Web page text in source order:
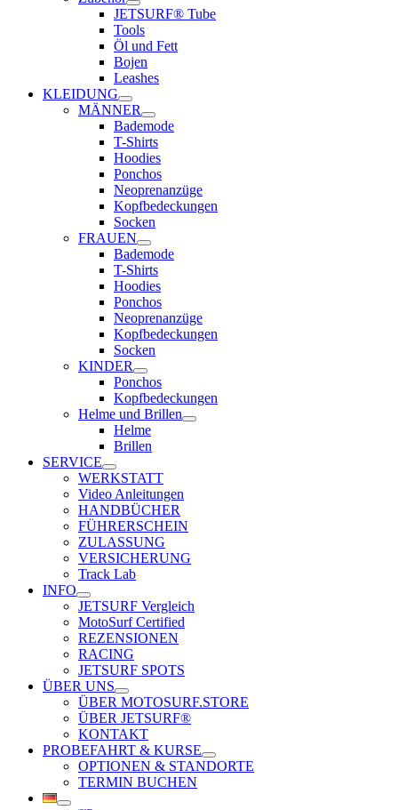
JETSURF® Tube
Tools
Öl und Fett
Bojen
Leashes
KLEIDUNG
MÄNNER
Bademode
T-Shirts
Hoodies
Ponchos
Neoprenanzüge
Kopfbedeckungen
Socken
FRAUEN
Bademode
T-Shirts
Hoodies
Ponchos
Neoprenanzüge
Kopfbedeckungen
Socken
KINDER
Ponchos
Kopfbedeckungen
Helme und Brillen
Helme
Brillen
SERVICE
WERKSTATT
Video Anleitungen
HANDBÜCHER
FÜHRERSCHEIN
ZULASSUNG
VERSICHERUNG
Track Lab
INFO
JETSURF Vergleich
MotoSurf Certified
REZENSIONEN
RACING
JETSURF SPOTS
ÜBER UNS
ÜBER MOTOSURF.STORE
ÜBER JETSURF®
KONTAKT
PROBEFAHRT & KURSE
OPTIONEN & STANDORTE
TERMIN BUCHEN